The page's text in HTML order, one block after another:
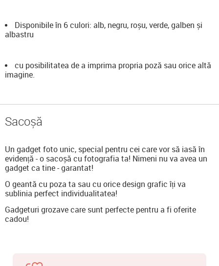
Disponibile în 6 culori: alb, negru, roșu, verde, galben și
albastru
cu posibilitatea de a imprima propria poză sau orice altă
imagine.
Sacoșă
Un gadget foto unic, special pentru cei care vor să iasă în
evidență - o sacoșă cu fotografia ta! Nimeni nu va avea un
gadget ca tine - garantat!
O geantă cu poza ta sau cu orice design grafic îți va
sublinia perfect individualitatea!
Gadgeturi grozave care sunt perfecte pentru a fi oferite
cadou!